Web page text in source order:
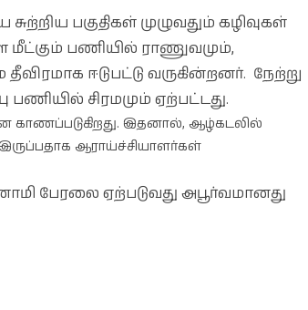
பகுதிகள் முழுவதும் கழிவுகள்
மீட்கும் பணியில் ராணுவமும்,
ஈடுபட்டு வருகின்றனர். நேற்று
சிரமமும் ஏற்பட்டது.
காணப்படுகிறது. இதனால், ஆழ்கடலில்
இருப்பதாக ஆராய்ச்சியாளர்கள்
பேரலை ஏற்படுவது அபூர்வமானது